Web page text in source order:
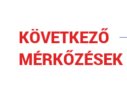
KÖVETKEZŐ
MÉRKŐZÉSEK